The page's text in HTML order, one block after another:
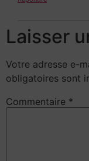
Laisser
Votre adresse e-
obligatoires sont
Commentaire *